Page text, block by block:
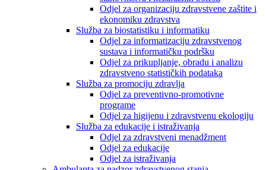
Odjel za organizaciju zdravstvene zaštite i
ekonomiku zdravstva
Služba za biostatistiku i informatiku
Odjel za informatizaciju zdravstvenog
sustava i informatičku podršku
Odjel za prikupljanje, obradu i analizu
zdravstveno statističkih podataka
Služba za promociju zdravlja
Odjel za preventivno-promotivne
programe
Odjel za higijenu i zdravstvenu ekologiju
Služba za edukacije i istraživanja
Odjel za zdravstveni menadžment
Odjel za edukacije
Odjel za istraživanja